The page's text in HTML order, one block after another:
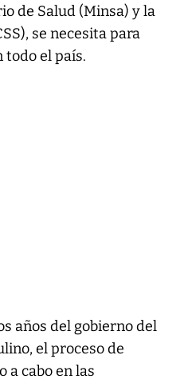
de Salud (Minsa) y la
se necesita para
todo el país.
años del gobierno del
el proceso de
a cabo en las